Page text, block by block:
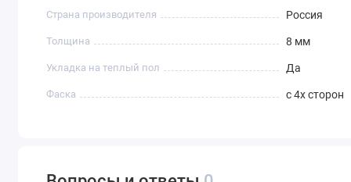
Страна производителя Россия
Толщина 8 мм
Укладка на теплый пол Да
Фаска с 4х сторон